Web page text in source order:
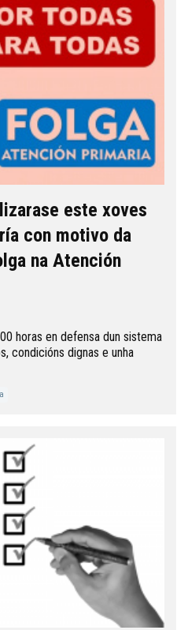
este xoves
con motivo da
na Atención
horas en defensa dun sistema
condicións dignas e unha